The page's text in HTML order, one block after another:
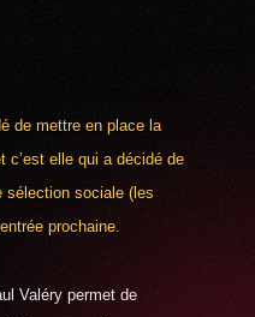
de mettre en place la
c’est elle qui a décidé de
sélection sociale (les
prochaine.
Valéry permet de